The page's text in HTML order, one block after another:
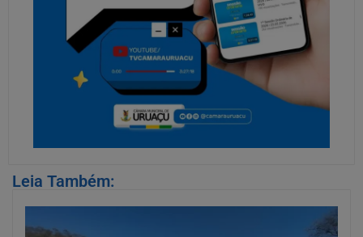
Leia Também: